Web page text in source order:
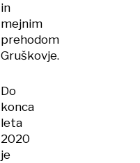
in
mejnim
prehodom
Gruškovje.
Do
konca
leta
2020
je